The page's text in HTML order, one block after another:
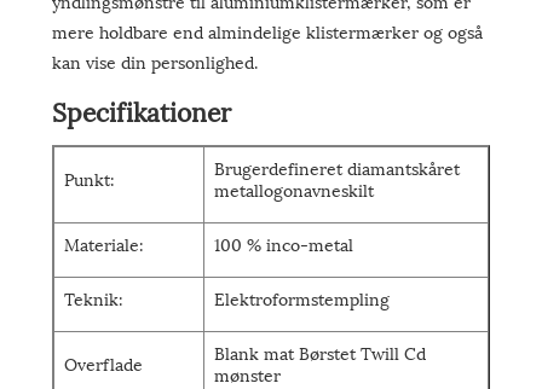
mere holdbare end almindelige klistermærker og også
kan vise din personlighed.
Specifikationer
Punkt:
Brugerdefineret diamantskåret
metallogonavneskilt
Materiale: 100 % inco-metal
Teknik: Elektroformstempling
Overflade
Blank mat Børstet Twill Cd
mønster